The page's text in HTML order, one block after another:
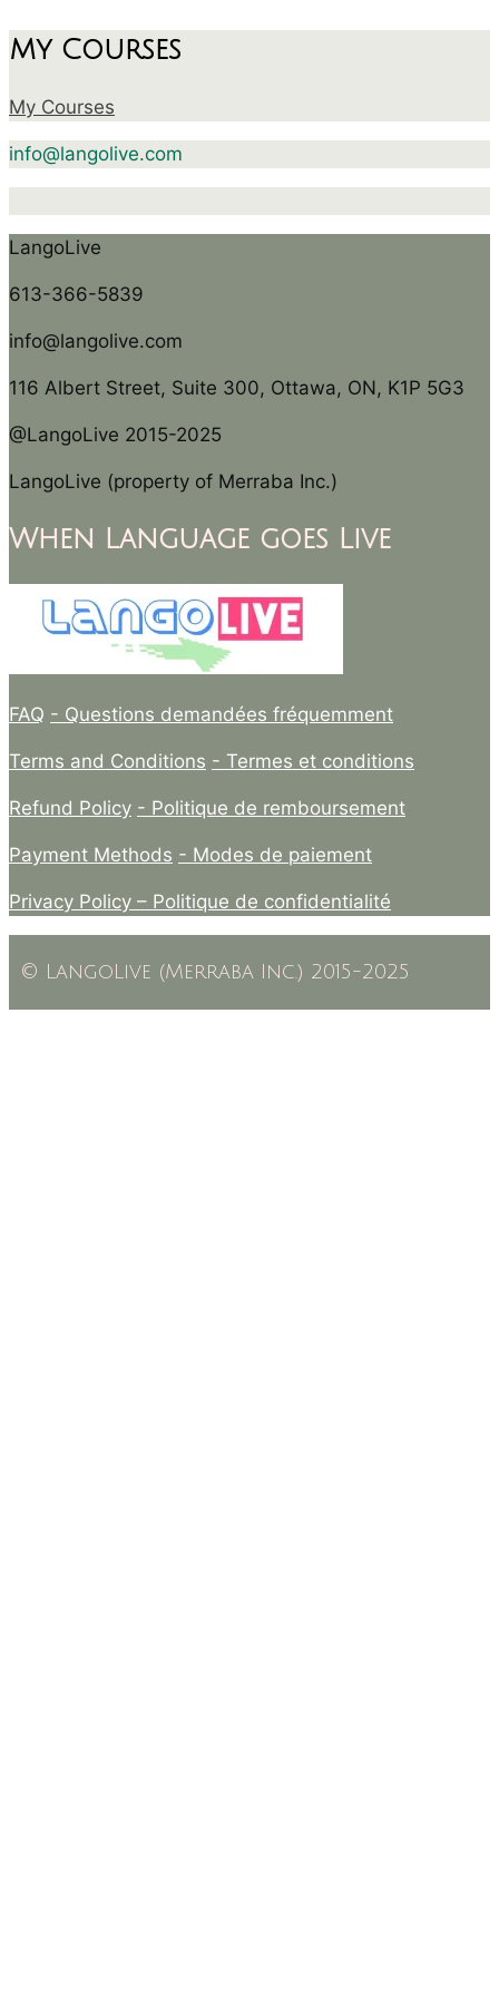
My Courses
My Courses
info@langolive.com
LangoLive
613-366-5839
info@langolive.com
116 Albert Street, Suite 300, Ottawa, ON, K1P 5G3
@LangoLive 2015-2025
LangoLive (property of Merraba Inc.)
When Language goes Live
FAQ - Questions demandées fréquemment
Terms and Conditions - Termes et conditions
Refund Policy - Politique de remboursement
Payment Methods - Modes de paiement
Privacy Policy – Politique de confidentialité
© LangoLive (Merraba Inc.) 2015-2025